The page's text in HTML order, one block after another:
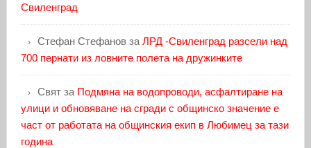
Свиленград
Стефан Стефановза ЛРД -Свиленград разсели над
700 пернати из ловните полета на дружинките
Святза Подмяна на водопроводи, асфалтиране на
улици и обновяване на сгради с общинско значение е
част от работата на общинския екип в Любимец за тази
година